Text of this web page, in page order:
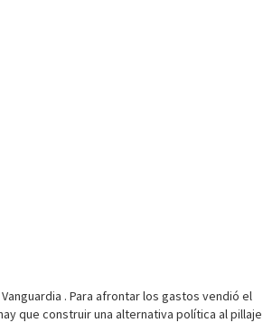
. Para afrontar los gastos vendió el
que construir una alternativa política al pillaje